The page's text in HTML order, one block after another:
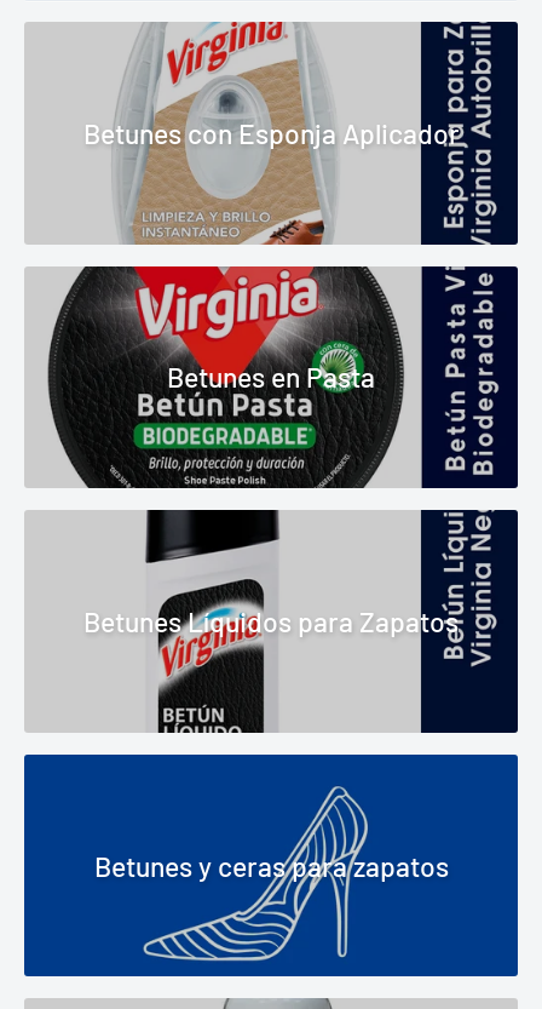
Betunes con Esponja Aplicador
Betunes en Pasta
Betunes Líquidos para Zapatos
Betunes y ceras para zapatos